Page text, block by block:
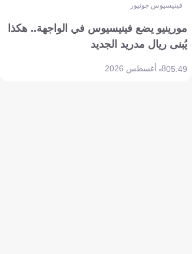
فينيسيوس جونيور
مورينيو يضع فينيسيوس في الواجهة.. هكذا
يُبنى ريال مدريد الجديد
05:498 أغسطس 2026